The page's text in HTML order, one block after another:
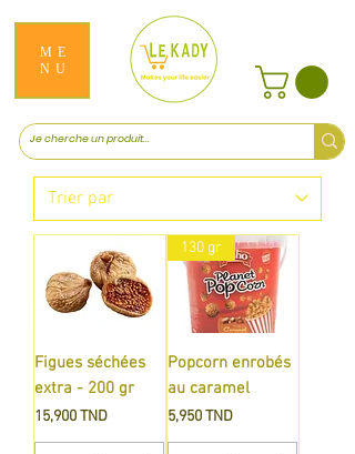
ME
NU
Figues séchées
extra - 200 gr
Prix
15,900 TND
130 gr
Popcorn enrobés
au caramel
Prix
5,950 TND